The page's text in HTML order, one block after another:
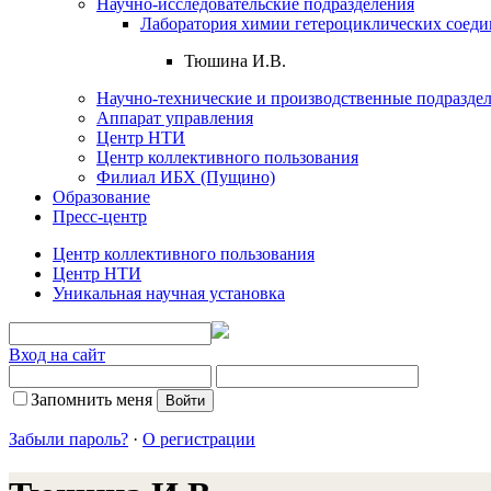
Лаборатория химии гетероциклических
Тюшина И.В.
Научно-технические и производственные
Аппарат управления
Центр НТИ
Центр коллективного пользования
Филиал ИБХ (Пущино)
Образование
Пресс-центр
Центр коллективного пользования
Центр НТИ
Уникальная научная установка
Вход на сайт
Запомнить меня
Забыли пароль? · О регистрации